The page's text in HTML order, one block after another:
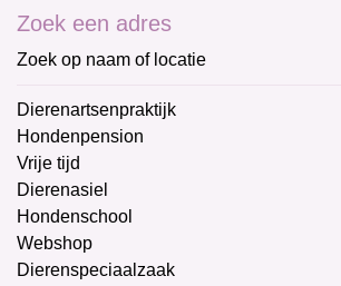
Zoek een adres
Zoek op naam of locatie
Dierenartsenpraktijk
Hondenpension
Vrije tijd
Dierenasiel
Hondenschool
Webshop
Dierenspeciaalzaak